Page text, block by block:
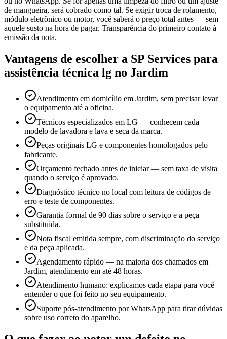
de mangueira, será cobrado como tal. Se exigir troca de rolamento,
módulo eletrônico ou motor, você saberá o preço total antes — sem
aquele susto na hora de pagar. Transparência do primeiro contato à
emissão da nota.
Vantagens de escolher a SP Services para
assistência técnica lg no Jardim
Atendimento em domicílio em Jardim, sem precisar levar
o equipamento até a oficina.
Técnicos especializados em LG — conhecem cada
modelo de lavadora e lava e seca da marca.
Peças originais LG e componentes homologados pelo
fabricante.
Orçamento fechado antes de iniciar — sem taxa de visita
quando o serviço é aprovado.
Diagnóstico técnico no local com leitura de códigos de
erro e teste de componentes.
Garantia formal de 90 dias sobre o serviço e a peça
substituída.
Nota fiscal emitida sempre, com discriminação do serviço
e da peça aplicada.
Agendamento rápido — na maioria dos chamados em
Jardim, atendimento em até 48 horas.
Atendimento humano: explicamos cada etapa para você
entender o que foi feito no seu equipamento.
Suporte pós-atendimento por WhatsApp para tirar dúvidas
sobre uso correto do aparelho.